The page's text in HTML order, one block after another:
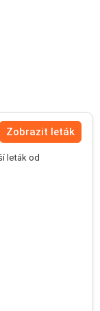
Zobrazit leták
leták od